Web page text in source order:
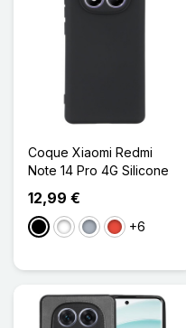
Coque Xiaomi Redmi
Note 14 Pro 4G Silicone
12,99 €
NoirBlancGris Rouge
+6